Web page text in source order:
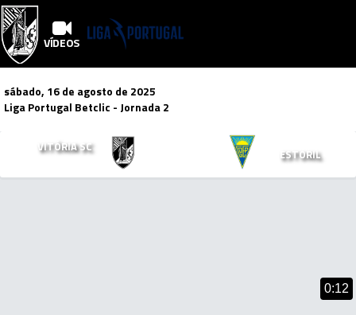
VÍDEOS
sábado, 16 de agosto de 2025
Liga Portugal Betclic - Jornada 2
VITÓRIA SC
ESTORIL
0:12